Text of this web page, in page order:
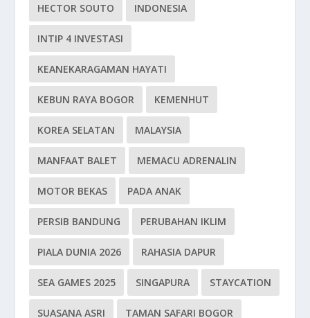
HECTOR SOUTO INDONESIA
INTIP 4 INVESTASI
KEANEKARAGAMAN HAYATI
KEBUN RAYA BOGOR KEMENHUT
KOREA SELATAN MALAYSIA
MANFAAT BALET MEMACU ADRENALIN
MOTOR BEKAS PADA ANAK
PERSIB BANDUNG PERUBAHAN IKLIM
PIALA DUNIA 2026 RAHASIA DAPUR
SEA GAMES 2025 SINGAPURA STAYCATION
SUASANA ASRI TAMAN SAFARI BOGOR